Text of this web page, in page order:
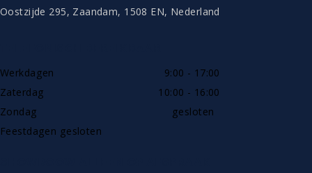
Oostzijde 295, Zaandam, 1508 EN, Nederland
Werkdagen
9:00 - 17:00
Zaterdag
10:00 - 16:00
Zondag
gesloten
Feestdagen gesloten